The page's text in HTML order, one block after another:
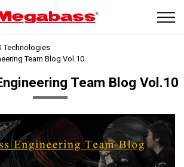
Technologies
Team Blog Vol.10
Team Blog Vol.10